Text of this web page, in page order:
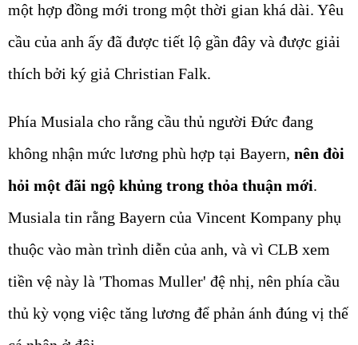
một hợp đồng mới trong một thời gian khá dài. Yêu
cầu của anh ấy đã được tiết lộ gần đây và được giải
thích bởi ký giả Christian Falk.
Phía Musiala cho rằng cầu thủ người Đức đang
không nhận mức lương phù hợp tại Bayern, nên đòi
hỏi một đãi ngộ khủng trong thỏa thuận mới.
Musiala tin rằng Bayern của Vincent Kompany phụ
thuộc vào màn trình diễn của anh, và vì CLB xem
tiền vệ này là 'Thomas Muller' đệ nhị, nên phía cầu
thủ kỳ vọng việc tăng lương để phản ánh đúng vị thế